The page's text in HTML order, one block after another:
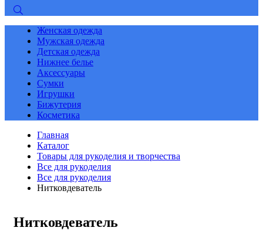
Женская одежда
Мужская одежда
Детская одежда
Нижнее белье
Аксессуары
Сумки
Игрушки
Бижутерия
Косметика
Главная
Каталог
Товары для рукоделия и творчества
Все для рукоделия
Все для рукоделия
Нитковдеватель
Нитковдеватель